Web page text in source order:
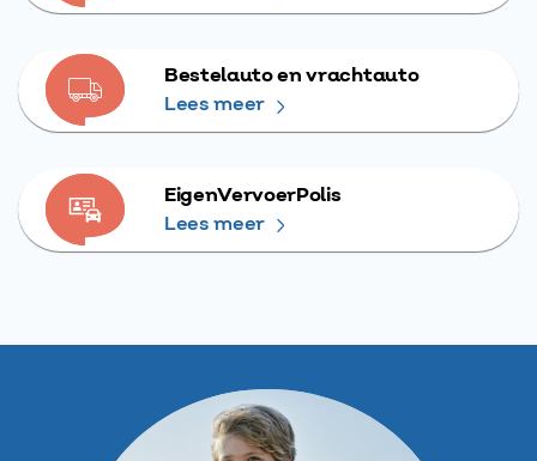
Bestelauto en vrachtauto
Lees meer
EigenVervoerPolis
Lees meer